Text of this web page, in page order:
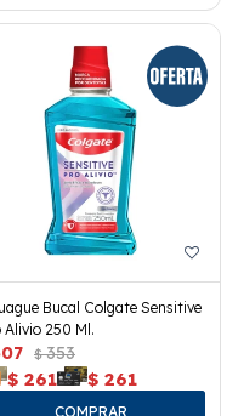
Bucal Colgate Sensitive
Alivio 250 Ml.
$ 353
$ 261 $ 261